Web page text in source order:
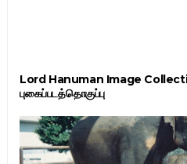
Lord Hanuman Image
புகைப்படத்தொகுப்பு